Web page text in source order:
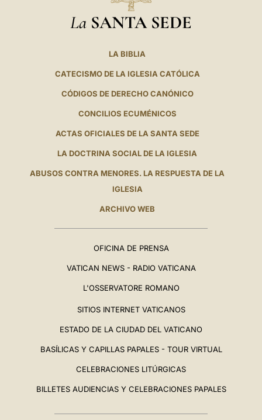
La SANTA SEDE
LA BIBLIA
CATECISMO DE LA IGLESIA CATÓLICA
CÓDIGOS DE DERECHO CANÓNICO
CONCILIOS ECUMÉNICOS
ACTAS OFICIALES DE LA SANTA SEDE
LA DOCTRINA SOCIAL DE LA IGLESIA
ABUSOS CONTRA MENORES. LA RESPUESTA DE LA
IGLESIA
ARCHIVO WEB
OFICINA DE PRENSA
VATICAN NEWS - RADIO VATICANA
L'OSSERVATORE ROMANO
SITIOS INTERNET VATICANOS
ESTADO DE LA CIUDAD DEL VATICANO
BASÍLICAS Y CAPILLAS PAPALES - TOUR VIRTUAL
CELEBRACIONES LITÚRGICAS
BILLETES AUDIENCIAS Y CELEBRACIONES PAPALES